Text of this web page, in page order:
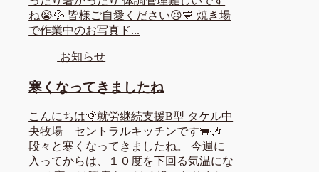
ね😭💦 皆様ご自愛ください😣💙 焼き場
で作業中のお写真ド...
お知らせ
寒くなってきましたね
こんにちは🌞就労継続支援B型 タケル中
央牧場 セントラルキッチンです🐃🎶
段々と寒くなってきましたね。 今週に
入ってからは、１０度を下回る気温にな